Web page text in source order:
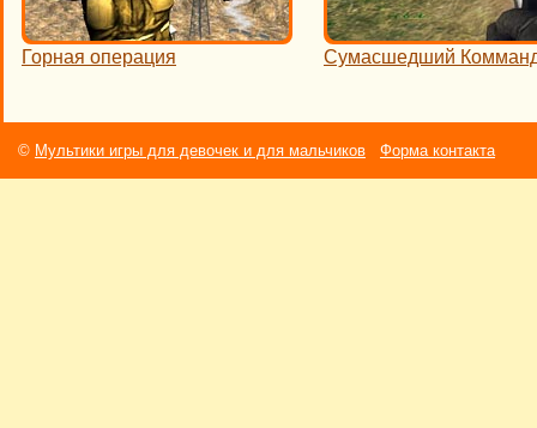
Горная операция Сумасшедший
© Мультики игры для девочек и для мальчиков Форма контакта